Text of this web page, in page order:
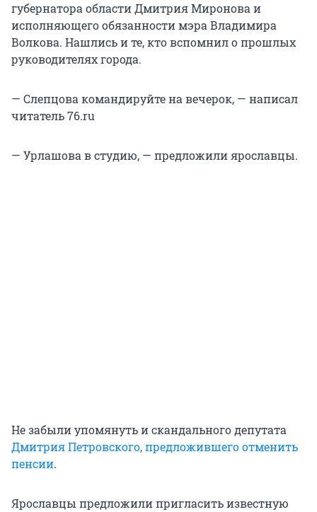
губернатора области Дмитрия Миронова и
исполняющего обязанности мэра Владимира
Волкова. Нашлись и те, кто вспомнил о прошлых
руководителях города.
— Слепцова командируйте на вечерок, — написал
читатель 76.ru
— Урлашова в студию, — предложили ярославцы.
Не забыли упомянуть и скандального депутата
Дмитрия Петровского, предложившего отменить
пенсии.
Ярославцы предложили пригласить известную